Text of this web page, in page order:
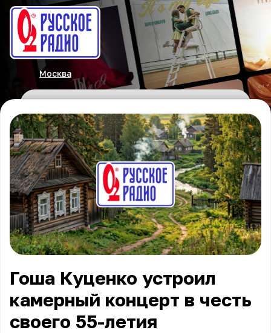
Москва
Гоша Куценко устроил
камерный концерт в честь
своего 55-летия